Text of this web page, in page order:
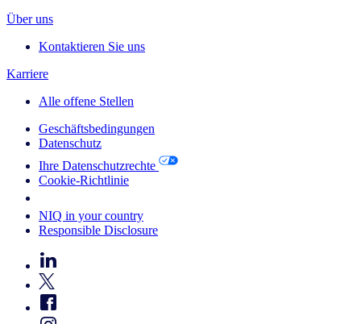
Über uns
Kontaktieren Sie uns
Karriere
Alle offene Stellen
Geschäftsbedingungen
Datenschutz
Ihre Datenschutzrechte
Cookie-Richtlinie
NIQ in your country
Responsible Disclosure